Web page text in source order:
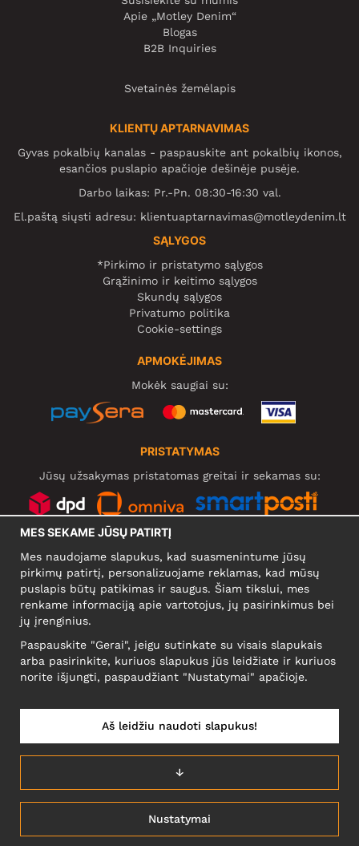
Apie „Motley Denim“
Blogas
B2B Inquiries
Svetainės žemėlapis
KLIENTŲ APTARNAVIMAS
Gyvas pokalbių kanalas - paspauskite ant pokalbių ikonos,
esančios puslapio apačioje dešinėje pusėje.
Darbo laikas: Pr.-Pn. 08:30-16:30 val.
El.paštą siųsti adresu: klientuaptarnavimas@motleydenim.lt
SĄLYGOS
*Pirkimo ir pristatymo sąlygos
Grąžinimo ir keitimo sąlygos
Skundų sąlygos
Privatumo politika
Cookie-settings
APMOKĖJIMAS
Mokėk saugiai su:
PRISTATYMAS
Jūsų užsakymas pristatomas greitai ir sekamas su:
KOMPANIJA
Narva mnt 5, EE-10117 Tallinn
Reg: 12356245
LIETUVĄ/LIETUVIŲ
MES SEKAME JŪSŲ PATIRTĮ
Mes naudojame slapukus, kad suasmenintume jūsų
pirkimų patirtį, personalizuojame reklamas, kad mūsų
puslapis būtų patikimas ir saugus. Šiam tikslui, mes
renkame informaciją apie vartotojus, jų pasirinkimus bei
jų įrenginius.
Paspauskite "Gerai", jeigu sutinkate su visais slapukais
arba pasirinkite, kuriuos slapukus jūs leidžiate ir kuriuos
norite išjungti, paspaudžiant "Nustatymai" apačioje.
Nustatymai
↓
Aš leidžiu naudoti slapukus!